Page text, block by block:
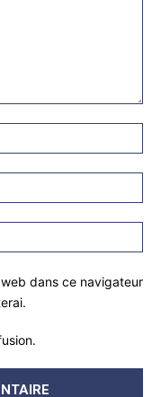
:*
:*
:
dans ce navigateur